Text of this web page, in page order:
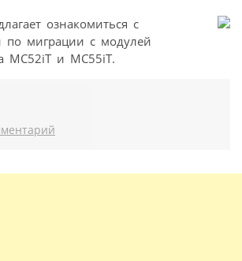
ознакомиться с
по миграции с модулей
MC52iT и MC55iT.